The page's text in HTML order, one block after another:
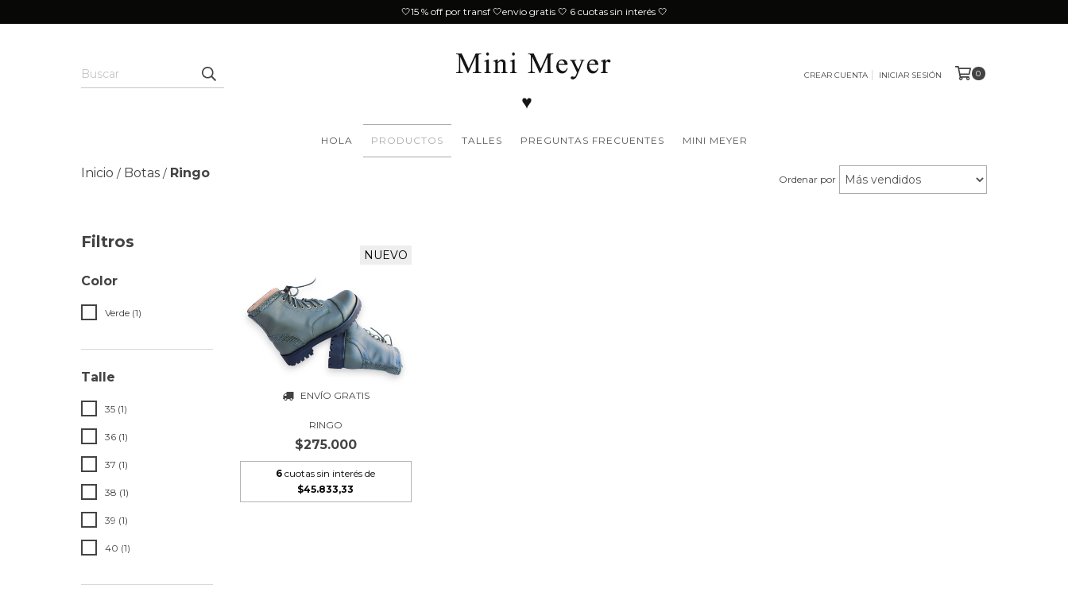
🤍15 % off por transf 🤍envio gratis 🤍 6 cuotas sin interés 🤍
CREAR CUENTA INICIAR SESIÓN 0
HOLA PRODUCTOS TALLES PREGUNTAS FRECUENTES MINI MEYER
Inicio / Botas / Ringo Ordenar por
Filtros
Color
Verde (1)
Talle
35 (1)
36 (1)
37 (1)
38 (1)
39 (1)
40 (1)
ENVÍO GRATIS
NUEVO
RINGO
$275.000
6 cuotas sin interés de
$45.833,33